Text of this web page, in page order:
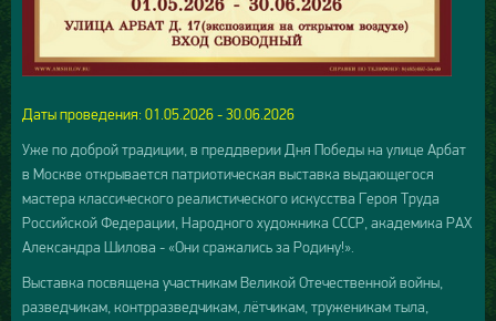
Даты проведения: 01.05.2026 - 30.06.2026
Уже по доброй традиции, в преддверии Дня Победы на улице Арбат
в Москве открывается патриотическая выставка выдающегося
мастера классического реалистического искусства Героя Труда
Российской Федерации, Народного художника СССР, академика РАХ
Александра Шилова - «Они сражались за Родину!».
Выставка посвящена участникам Великой Отечественной войны,
разведчикам, контрразведчикам, лётчикам, труженикам тыла,